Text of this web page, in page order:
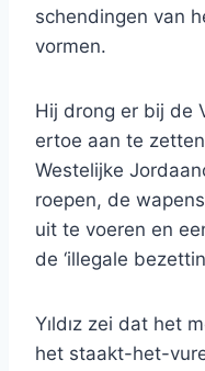
schendingen van
vormen.
Hij drong er bij de
ertoe aan te
Westelijke
roepen, de
uit te voeren en
de ‘illegale
Yıldız zei dat het
het staakt-het-